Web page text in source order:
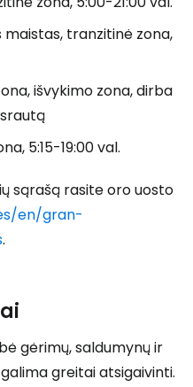
maistas, tranzitinė zona,
išvykimo zona, dirba
5:15-19:00 val.
sąrašą rasite oro uosto
en/gran-
.
gėrimų, saldumynų ir
greitai atsigaivinti.